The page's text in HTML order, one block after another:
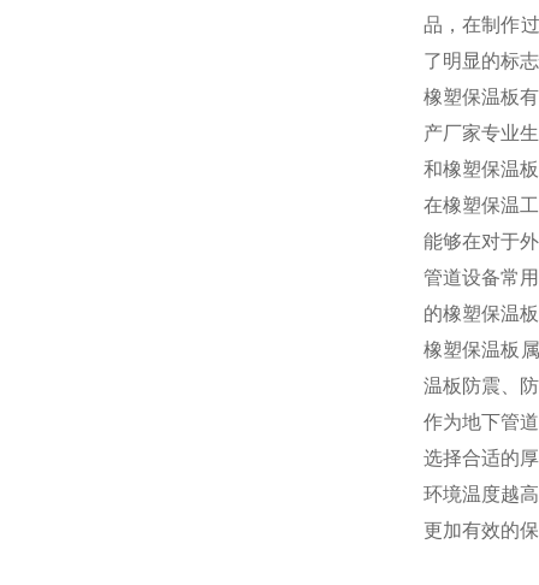
品，在制作
了明显的标
橡塑保温板
产厂家专业
和橡塑保温
在橡塑保温
能够在对于
管道设备常
的橡塑保温
橡塑保温板
温板防震、
作为地下管
选择合适的
环境温度越
更加有效的